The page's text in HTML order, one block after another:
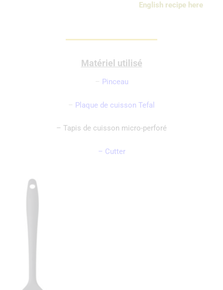
English recipe here
Matériel utilisé
– Pinceau
– Plaque de cuisson Tefal
– Tapis de cuisson micro-perforé
– Cutter